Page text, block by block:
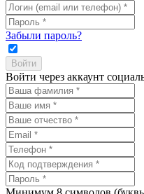
Забыли пароль?
Войти через аккаунт